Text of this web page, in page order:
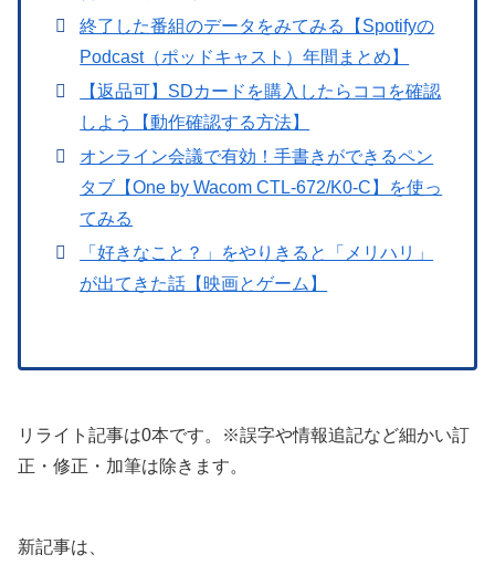
終了した番組のデータをみてみる【Spotifyの
Podcast（ポッドキャスト）年間まとめ】
【返品可】SDカードを購入したらココを確認
しよう【動作確認する方法】
オンライン会議で有効！手書きができるペン
タブ【One by Wacom CTL-672/K0-C】を使っ
てみる
「好きなこと？」をやりきると「メリハリ」
が出てきた話【映画とゲーム】
リライト記事は0本です。※誤字や情報追記など細かい訂
正・修正・加筆は除きます。
新記事は、